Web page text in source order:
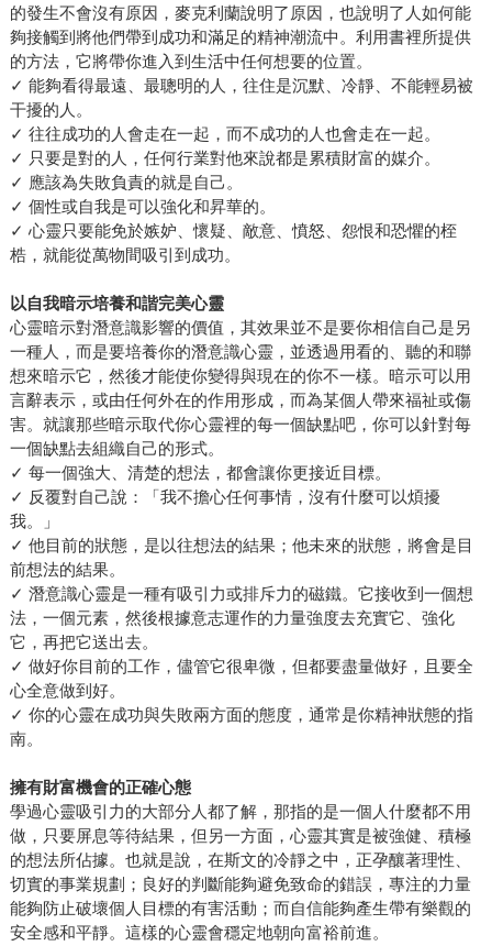
的發生不會沒有原因，麥克利蘭說明了原因，也說明了人如何能
夠接觸到將他們帶到成功和滿足的精神潮流中。利用書裡所提供
的方法，它將帶你進入到生活中任何想要的位置。
✓ 能夠看得最遠、最聰明的人，往住是沉默、冷靜、不能輕易被
干擾的人。
✓ 往往成功的人會走在一起，而不成功的人也會走在一起。
✓ 只要是對的人，任何行業對他來說都是累積財富的媒介。
✓ 應該為失敗負責的就是自己。
✓ 個性或自我是可以強化和昇華的。
✓ 心靈只要能免於嫉妒、懷疑、敵意、憤怒、怨恨和恐懼的桎
梏，就能從萬物間吸引到成功。
以自我暗示培養和諧完美心靈
心靈暗示對潛意識影響的價值，其效果並不是要你相信自己是另
一種人，而是要培養你的潛意識心靈，並透過用看的、聽的和聯
想來暗示它，然後才能使你變得與現在的你不一樣。暗示可以用
言辭表示，或由任何外在的作用形成，而為某個人帶來福祉或傷
害。就讓那些暗示取代你心靈裡的每一個缺點吧，你可以針對每
一個缺點去組織自己的形式。
✓ 每一個強大、清楚的想法，都會讓你更接近目標。
✓ 反覆對自己說：「我不擔心任何事情，沒有什麼可以煩擾
我。」
✓ 他目前的狀態，是以往想法的結果；他未來的狀態，將會是目
前想法的結果。
✓ 潛意識心靈是一種有吸引力或排斥力的磁鐵。它接收到一個想
法，一個元素，然後根據意志運作的力量強度去充實它、強化
它，再把它送出去。
✓ 做好你目前的工作，儘管它很卑微，但都要盡量做好，且要全
心全意做到好。
✓ 你的心靈在成功與失敗兩方面的態度，通常是你精神狀態的指
南。
擁有財富機會的正確心態
學過心靈吸引力的大部分人都了解，那指的是一個人什麼都不用
做，只要屏息等待結果，但另一方面，心靈其實是被強健、積極
的想法所佔據。也就是說，在斯文的冷靜之中，正孕釀著理性、
切實的事業規劃；良好的判斷能夠避免致命的錯誤，專注的力量
能夠防止破壞個人目標的有害活動；而自信能夠產生帶有樂觀的
安全感和平靜。這樣的心靈會穩定地朝向富裕前進。